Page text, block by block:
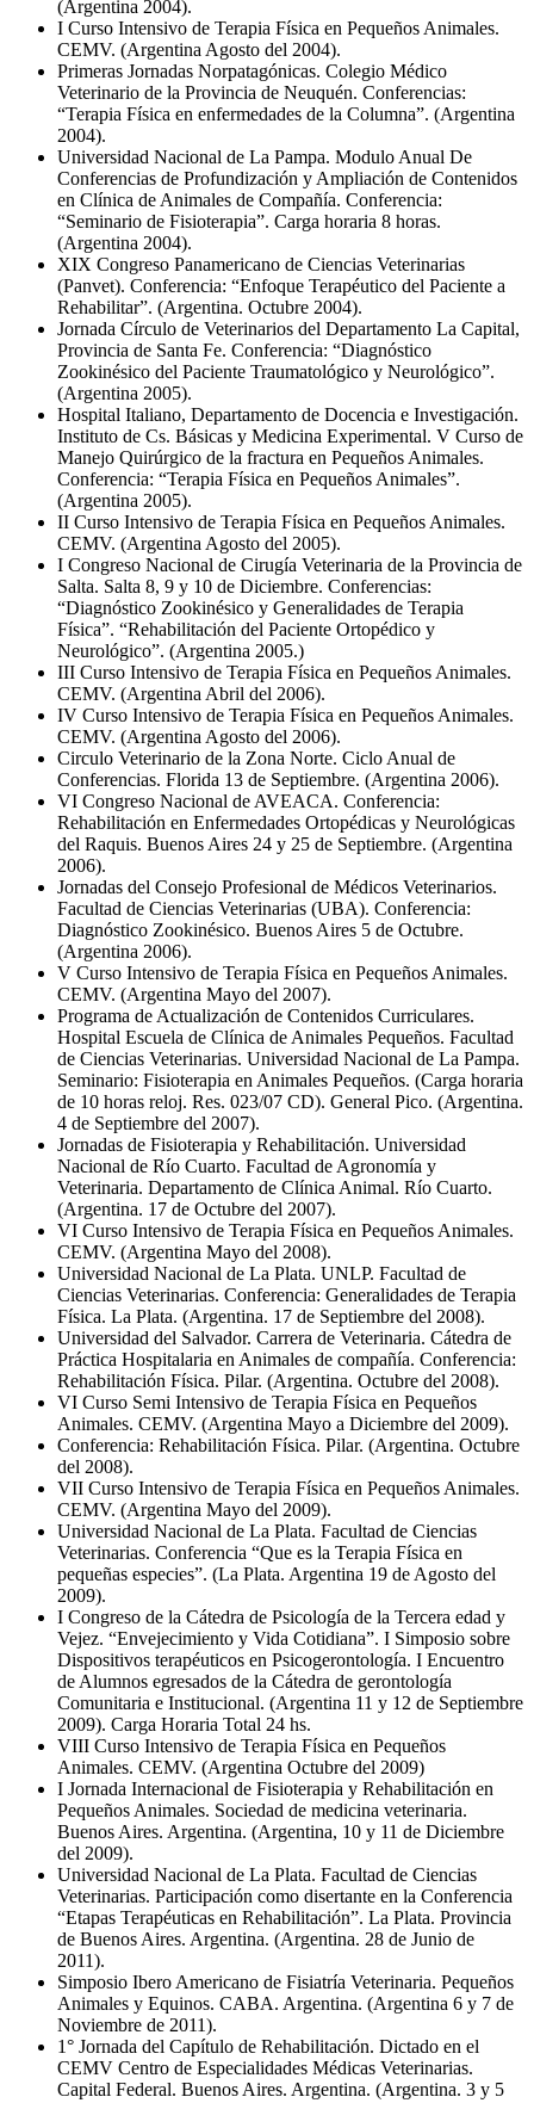
(Argentina 2004).
I Curso Intensivo de Terapia Física en Pequeños Animales.
CEMV. (Argentina Agosto del 2004).
Primeras Jornadas Norpatagónicas. Colegio Médico
Veterinario de la Provincia de Neuquén. Conferencias:
“Terapia Física en enfermedades de la Columna”. (Argentina
2004).
Universidad Nacional de La Pampa. Modulo Anual De
Conferencias de Profundización y Ampliación de Contenidos
en Clínica de Animales de Compañía. Conferencia:
“Seminario de Fisioterapia”. Carga horaria 8 horas.
(Argentina 2004).
XIX Congreso Panamericano de Ciencias Veterinarias
(Panvet). Conferencia: “Enfoque Terapéutico del Paciente a
Rehabilitar”. (Argentina. Octubre 2004).
Jornada Círculo de Veterinarios del Departamento La Capital,
Provincia de Santa Fe. Conferencia: “Diagnóstico
Zookinésico del Paciente Traumatológico y Neurológico”.
(Argentina 2005).
Hospital Italiano, Departamento de Docencia e Investigación.
Instituto de Cs. Básicas y Medicina Experimental. V Curso de
Manejo Quirúrgico de la fractura en Pequeños Animales.
Conferencia: “Terapia Física en Pequeños Animales”.
(Argentina 2005).
II Curso Intensivo de Terapia Física en Pequeños Animales.
CEMV. (Argentina Agosto del 2005).
I Congreso Nacional de Cirugía Veterinaria de la Provincia de
Salta. Salta 8, 9 y 10 de Diciembre. Conferencias:
“Diagnóstico Zookinésico y Generalidades de Terapia
Física”. “Rehabilitación del Paciente Ortopédico y
Neurológico”. (Argentina 2005.)
III Curso Intensivo de Terapia Física en Pequeños Animales.
CEMV. (Argentina Abril del 2006).
IV Curso Intensivo de Terapia Física en Pequeños Animales.
CEMV. (Argentina Agosto del 2006).
Circulo Veterinario de la Zona Norte. Ciclo Anual de
Conferencias. Florida 13 de Septiembre. (Argentina 2006).
VI Congreso Nacional de AVEACA. Conferencia:
Rehabilitación en Enfermedades Ortopédicas y Neurológicas
del Raquis. Buenos Aires 24 y 25 de Septiembre. (Argentina
2006).
Jornadas del Consejo Profesional de Médicos Veterinarios.
Facultad de Ciencias Veterinarias (UBA). Conferencia:
Diagnóstico Zookinésico. Buenos Aires 5 de Octubre.
(Argentina 2006).
V Curso Intensivo de Terapia Física en Pequeños Animales.
CEMV. (Argentina Mayo del 2007).
Programa de Actualización de Contenidos Curriculares.
Hospital Escuela de Clínica de Animales Pequeños. Facultad
de Ciencias Veterinarias. Universidad Nacional de La Pampa.
Seminario: Fisioterapia en Animales Pequeños. (Carga horaria
de 10 horas reloj. Res. 023/07 CD). General Pico. (Argentina.
4 de Septiembre del 2007).
Jornadas de Fisioterapia y Rehabilitación. Universidad
Nacional de Río Cuarto. Facultad de Agronomía y
Veterinaria. Departamento de Clínica Animal. Río Cuarto.
(Argentina. 17 de Octubre del 2007).
VI Curso Intensivo de Terapia Física en Pequeños Animales.
CEMV. (Argentina Mayo del 2008).
Universidad Nacional de La Plata. UNLP. Facultad de
Ciencias Veterinarias. Conferencia: Generalidades de Terapia
Física. La Plata. (Argentina. 17 de Septiembre del 2008).
Universidad del Salvador. Carrera de Veterinaria. Cátedra de
Práctica Hospitalaria en Animales de compañía. Conferencia:
Rehabilitación Física. Pilar. (Argentina. Octubre del 2008).
VI Curso Semi Intensivo de Terapia Física en Pequeños
Animales. CEMV. (Argentina Mayo a Diciembre del 2009).
Conferencia: Rehabilitación Física. Pilar. (Argentina. Octubre
del 2008).
VII Curso Intensivo de Terapia Física en Pequeños Animales.
CEMV. (Argentina Mayo del 2009).
Universidad Nacional de La Plata. Facultad de Ciencias
Veterinarias. Conferencia “Que es la Terapia Física en
pequeñas especies”. (La Plata. Argentina 19 de Agosto del
2009).
I Congreso de la Cátedra de Psicología de la Tercera edad y
Vejez. “Envejecimiento y Vida Cotidiana”. I Simposio sobre
Dispositivos terapéuticos en Psicogerontología. I Encuentro
de Alumnos egresados de la Cátedra de gerontología
Comunitaria e Institucional. (Argentina 11 y 12 de Septiembre
2009). Carga Horaria Total 24 hs.
VIII Curso Intensivo de Terapia Física en Pequeños
Animales. CEMV. (Argentina Octubre del 2009)
I Jornada Internacional de Fisioterapia y Rehabilitación en
Pequeños Animales. Sociedad de medicina veterinaria.
Buenos Aires. Argentina. (Argentina, 10 y 11 de Diciembre
del 2009).
Universidad Nacional de La Plata. Facultad de Ciencias
Veterinarias. Participación como disertante en la Conferencia
“Etapas Terapéuticas en Rehabilitación”. La Plata. Provincia
de Buenos Aires. Argentina. (Argentina. 28 de Junio de
2011).
Simposio Ibero Americano de Fisiatría Veterinaria. Pequeños
Animales y Equinos. CABA. Argentina. (Argentina 6 y 7 de
Noviembre de 2011).
1° Jornada del Capítulo de Rehabilitación. Dictado en el
CEMV Centro de Especialidades Médicas Veterinarias.
Capital Federal. Buenos Aires. Argentina. (Argentina. 3 y 5